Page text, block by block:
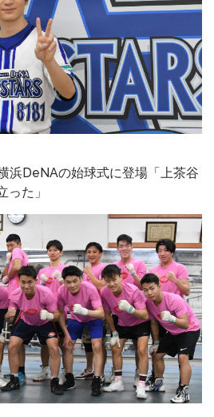
浜DeNAの始球式に登場「上茶谷
た」